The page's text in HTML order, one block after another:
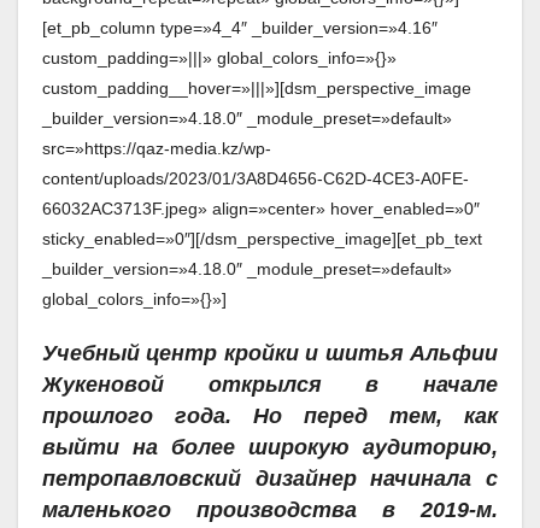
[et_pb_column type=»4_4″ _builder_version=»4.16″
custom_padding=»|||» global_colors_info=»{}»
custom_padding__hover=»|||»][dsm_perspective_image
_builder_version=»4.18.0″ _module_preset=»default»
src=»https://qaz-media.kz/wp-
content/uploads/2023/01/3A8D4656-C62D-4CE3-A0FE-
66032AC3713F.jpeg» align=»center» hover_enabled=»0″
sticky_enabled=»0″][/dsm_perspective_image][et_pb_text
_builder_version=»4.18.0″ _module_preset=»default»
global_colors_info=»{}»]
Учебный центр кройки и шитья Альфии
Жукеновой открылся в начале
прошлого года. Но перед тем, как
выйти на более широкую аудиторию,
петропавловский дизайнер начинала с
маленького производства в 2019-м.